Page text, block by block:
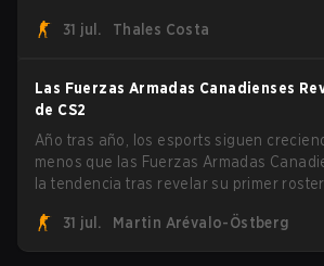
sobrevivientes que aún luchan por el
31 jul. Thales Costa
Las Fuerzas Armadas Canadienses
de CS2
Año tras año, los esports siguen
menos que las Fuerzas Armadas
la tendencia tras revelar su primer
unirá ahora a una competencia de CS
militar destinada a expandir el alcance
31 jul. Martin Arévalo-Östberg